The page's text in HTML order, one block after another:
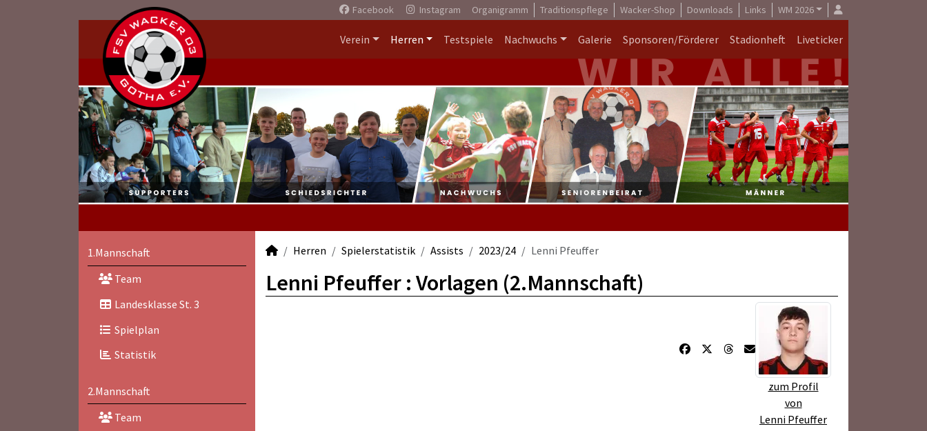
Facebook Instagram Organigramm Traditionspflege Wacker-Shop Downloads Links WM 2026
Verein Herren Testspiele Nachwuchs Galerie Sponsoren/Förderer Stadionheft Liveticker
1.Mannschaft
Team
Landesklasse St. 3
Spielplan
Statistik
2.Mannschaft
Team
Herren Spielerstatistik Assists 2023/24 Lenni Pfeuffer
Lenni Pfeuffer : Vorlagen (2.Mannschaft)
zum Profil
von
Lenni Pfeuffer